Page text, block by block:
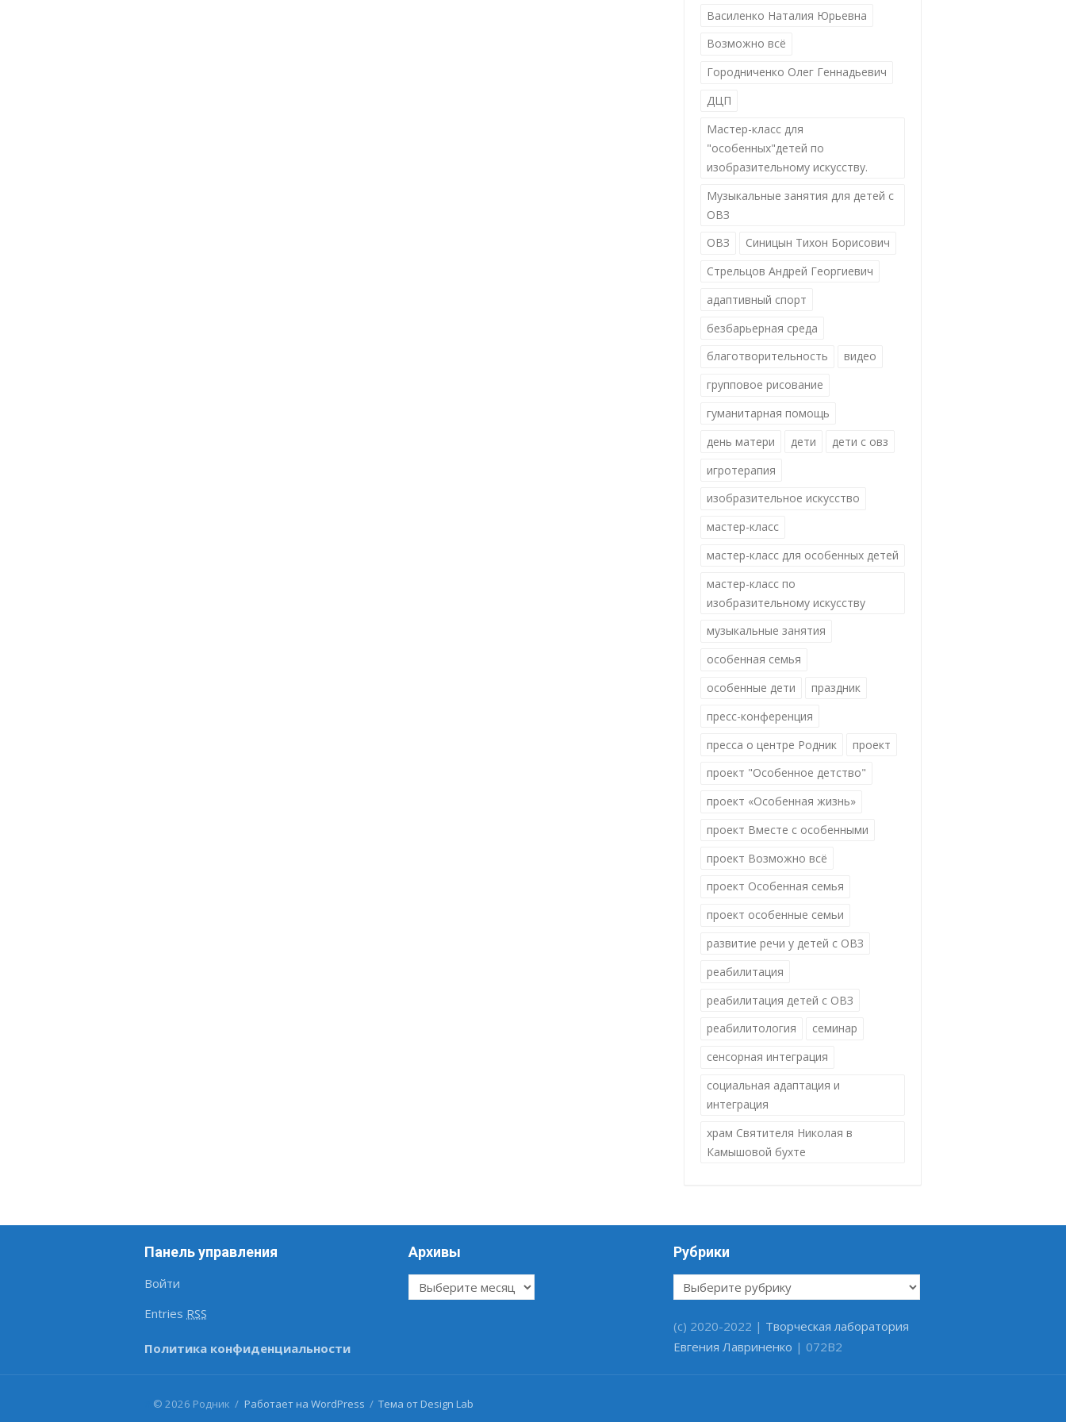
Василенко Наталия Юрьевна
Возможно всё
Городниченко Олег Геннадьевич
ДЦП
Мастер-класс для
"особенных"детей по
изобразительному искусству.
Музыкальные занятия для детей с
ОВЗ
ОВЗ
Синицын Тихон Борисович
Стрельцов Андрей Георгиевич
адаптивный спорт
безбарьерная среда
благотворительность
видео
групповое рисование
гуманитарная помощь
день матери
дети
дети с овз
игротерапия
изобразительное искусство
мастер-класс
мастер-класс для особенных детей
мастер-класс по
изобразительному искусству
музыкальные занятия
особенная семья
особенные дети
праздник
пресс-конференция
пресса о центре Родник
проект
проект "Особенное детство"
проект «Особенная жизнь»
проект Вместе с особенными
проект Возможно всё
проект Особенная семья
проект особенные семьи
развитие речи у детей с ОВЗ
реабилитация
реабилитация детей с ОВЗ
реабилитология
семинар
сенсорная интеграция
социальная адаптация и
интеграция
храм Святителя Николая в
Камышовой бухте
Панель управления
Войти
Entries RSS
Политика конфиденциальности
Архивы
Архивы
Рубрики
Рубрики
(c) 2020-2022 | Творческая лаборатория
Евгения Лавриненко | 072B2
© 2026 Родник / Работает на WordPress / Тема от Design Lab